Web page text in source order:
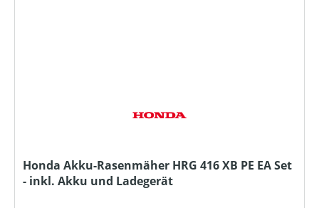
Honda Akku-Rasenmäher HRG 416 XB PE EA Set
- inkl. Akku und Ladegerät